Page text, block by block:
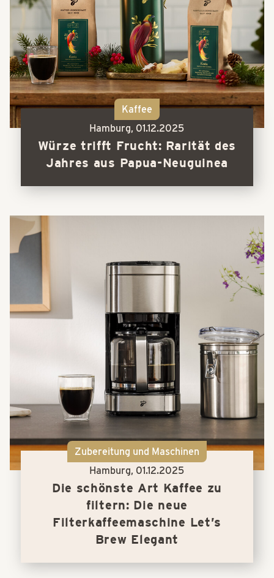
Kaffee
Hamburg, 01.12.2025
Würze trifft Frucht: Rarität des
Jahres aus Papua-Neuguinea
Zubereitung und Maschinen
Hamburg, 01.12.2025
Die schönste Art Kaffee zu
filtern: Die neue
Filterkaffeemaschine Let’s
Brew Elegant